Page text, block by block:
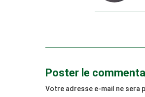
Poster le
Votre adresse e-mail ne sera